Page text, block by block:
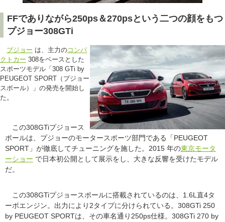
FFでありながら250ps＆270psという二つの顔をもつ
プジョー308GTi
プジョー は、主力のコンパ
クトカー 308をベースとした
スポーツモデル「308 GTi by
PEUGEOT SPORT（プジョー
スポール）」の発売を開始し
た。
この308GTiプジョース
ポールは、プジョーのモータースポーツ部門である「PEUGEOT
SPORT」が徹底してチューニングを施した。2015 年の東京モータ
ーショー で日本初公開として展示をし、大きな反響を受けたモデル
だ。
この308GTiプジョースポールに搭載されているのは、1.6L直4タ
ーボエンジン。出力により2タイプに分けられている。308GTi 250
by PEUGEOT SPORTは、その車名通り250ps仕様。308GTi 270 by